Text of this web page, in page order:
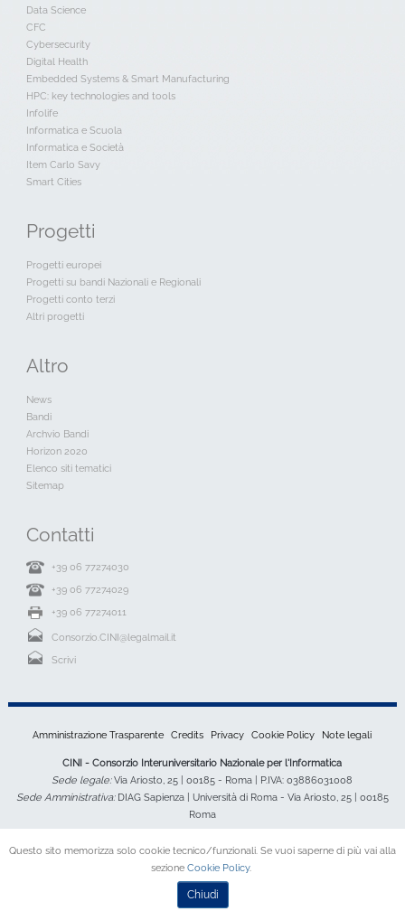
Data Science
CFC
Cybersecurity
Digital Health
Embedded Systems & Smart Manufacturing
HPC: key technologies and tools
Infolife
Informatica e Scuola
Informatica e Società
Item Carlo Savy
Smart Cities
Progetti
Progetti europei
Progetti su bandi Nazionali e Regionali
Progetti conto terzi
Altri progetti
Altro
News
Bandi
Archvio Bandi
Horizon 2020
Elenco siti tematici
Sitemap
Contatti
+39 06 77274030
+39 06 77274029
+39 06 77274011
Consorzio.CINI@legalmail.it
Scrivi
Amministrazione Trasparente Credits Privacy Cookie Policy Note legali
CINI - Consorzio Interuniversitario Nazionale per l'Informatica
Sede legale:Via Ariosto, 25 | 00185 - Roma | P.IVA: 03886031008
Sede Amministrativa:DIAG Sapienza | Università di Roma - Via Ariosto, 25 | 00185
Roma
Questo sito memorizza solo cookie tecnico/funzionali. Se vuoi saperne di più vai alla
sezione Cookie Policy.
Chiudi